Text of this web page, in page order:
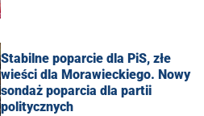
Stabilne poparcie dla PiS, złe
wieści dla Morawieckiego. Nowy
sondaż poparcia dla partii
politycznych